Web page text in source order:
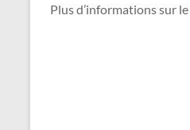
Plus d’informations sur le